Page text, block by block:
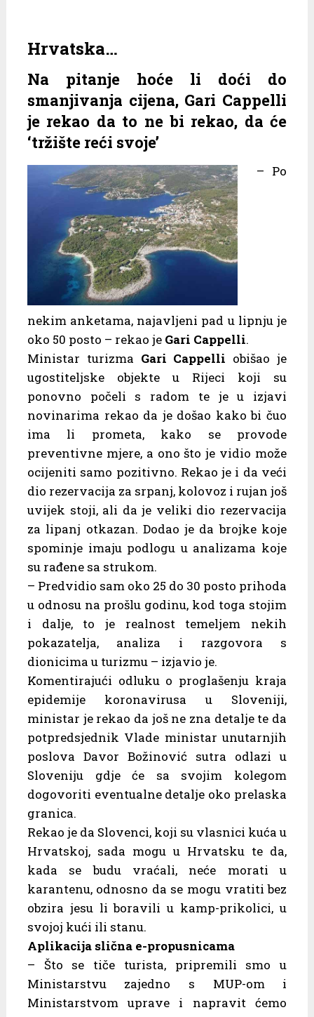
Hrvatska…
Na pitanje hoće li doći do
smanjivanja cijena, Gari Cappelli
je rekao da to ne bi rekao, da će
‘tržište reći svoje’
– Po
nekim anketama, najavljeni pad u lipnju je
oko 50 posto – rekao je Gari Cappelli.
Ministar turizma Gari Cappelli obišao je
ugostiteljske objekte u Rijeci koji su
ponovno počeli s radom te je u izjavi
novinarima rekao da je došao kako bi čuo
ima li prometa, kako se provode
preventivne mjere, a ono što je vidio može
ocijeniti samo pozitivno. Rekao je i da veći
dio rezervacija za srpanj, kolovoz i rujan još
uvijek stoji, ali da je veliki dio rezervacija
za lipanj otkazan. Dodao je da brojke koje
spominje imaju podlogu u analizama koje
su rađene sa strukom.
– Predvidio sam oko 25 do 30 posto prihoda
u odnosu na prošlu godinu, kod toga stojim
i dalje, to je realnost temeljem nekih
pokazatelja, analiza i razgovora s
dionicima u turizmu – izjavio je.
Komentirajući odluku o proglašenju kraja
epidemije koronavirusa u Sloveniji,
ministar je rekao da još ne zna detalje te da
potpredsjednik Vlade ministar unutarnjih
poslova Davor Božinović sutra odlazi u
Sloveniju gdje će sa svojim kolegom
dogovoriti eventualne detalje oko prelaska
granica.
Rekao je da Slovenci, koji su vlasnici kuća u
Hrvatskoj, sada mogu u Hrvatsku te da,
kada se budu vraćali, neće morati u
karantenu, odnosno da se mogu vratiti bez
obzira jesu li boravili u kamp-prikolici, u
svojoj kući ili stanu.
Aplikacija slična e-propusnicama
– Što se tiče turista, pripremili smo u
Ministarstvu zajedno s MUP-om i
Ministarstvom uprave i napravit ćemo